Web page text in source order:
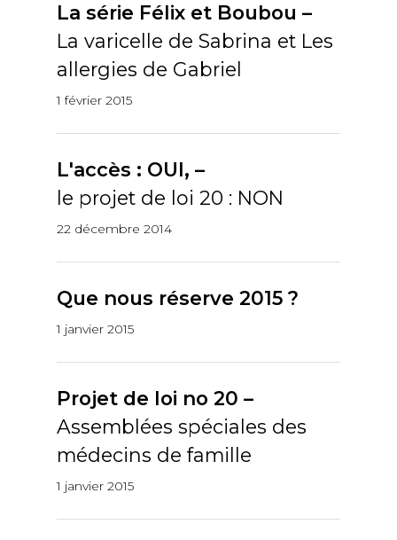
La série Félix et Boubou –
La varicelle de Sabrina et Les
allergies de Gabriel
1 février 2015
L'accès : OUI, –
le projet de loi 20 : NON
22 décembre 2014
Que nous réserve 2015 ?
1 janvier 2015
Projet de loi no 20 –
Assemblées spéciales des
médecins de famille
1 janvier 2015